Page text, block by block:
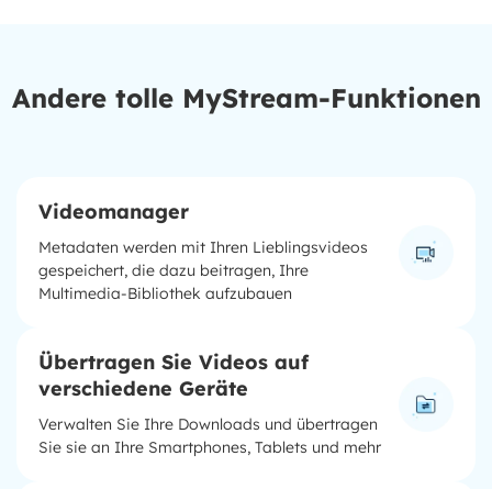
Andere tolle MyStream-Funktionen
Videomanager
Metadaten werden mit Ihren Lieblingsvideos
gespeichert, die dazu beitragen, Ihre
Multimedia-Bibliothek aufzubauen
Übertragen Sie Videos auf
verschiedene Geräte
Verwalten Sie Ihre Downloads und übertragen
Sie sie an Ihre Smartphones, Tablets und mehr